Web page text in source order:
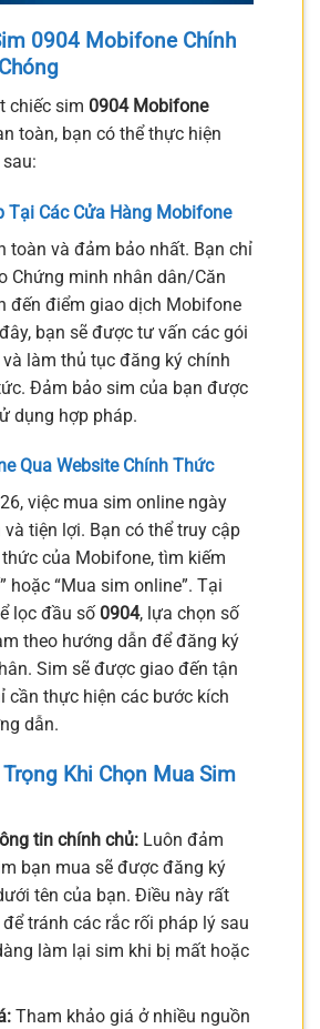
0904 Mobifone Chính
chiếc sim 0904 Mobifone
toàn, bạn có thể thực hiện
Tại Các Cửa Hàng Mobifone
toàn và đảm bảo nhất. Bạn chỉ
Chứng minh nhân dân/Căn
đến điểm giao dịch Mobifone
bạn sẽ được tư vấn các gói
làm thủ tục đăng ký chính
Đảm bảo sim của bạn được
dụng hợp pháp.
Qua Website Chính Thức
việc mua sim online ngày
tiện lợi. Bạn có thể truy cập
của Mobifone, tìm kiếm
hoặc “Mua sim online”. Tại
lọc đầu số 0904, lựa chọn số
theo hướng dẫn để đăng ký
Sim sẽ được giao đến tận
cần thực hiện các bước kích
dẫn.
Trọng Khi Chọn Mua Sim
tin chính chủ:Luôn đảm
bạn mua sẽ được đăng ký
tên của bạn. Điều này rất
tránh các rắc rối pháp lý sau
làm lại sim khi bị mất hoặc
Tham khảo giá ở nhiều nguồn